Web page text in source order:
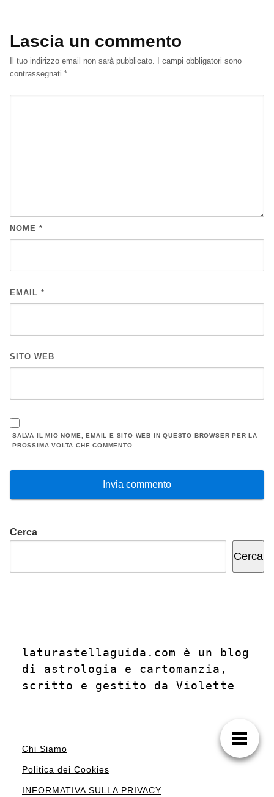
Lascia un commento
Il tuo indirizzo email non sarà pubblicato. I campi obbligatori sono
contrassegnati *
NOME *
EMAIL *
SITO WEB
SALVA IL MIO NOME, EMAIL E SITO WEB IN QUESTO BROWSER PER LA
PROSSIMA VOLTA CHE COMMENTO.
Cerca
Cerca
laturastellaguida.com è un blog
di astrologia e cartomanzia,
scritto e gestito da Violette
Chi Siamo
Politica dei Cookies
INFORMATIVA SULLA PRIVACY